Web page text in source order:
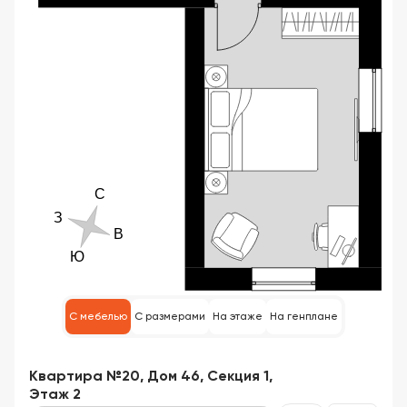
С мебелью С размерами На этаже На генплане
Квартира №20, Дом 46, Секция 1,
Этаж 2